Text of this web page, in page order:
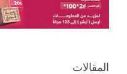
المقالات